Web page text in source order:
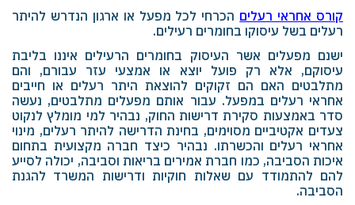
קורס אחראי רעלים הכרחי לכל מפעל או ארגון הנדרש להיתר
רעלים בשל עיסוקו בחומרים רעילים.
ישנם מפעלים אשר העיסוק בחומרים הרעילים איננו בליבת
עיסוקם, אלא רק פועל יוצא או אמצעי עזר עבורם, והם
מתלבטים האם הם זקוקים להוצאת היתר רעלים או חייבים
אחראי רעלים במפעל. עבור אותם מפעלים מתלבטים, נעשה
סדר באמצעות סקירת דרישות החוק, נבהיר למי מומלץ לנקוט
צעדים אקטיביים מסוימים, בחינת הדרישה להיתר רעלים, מינוי
אחראי רעלים והכשרתו. נבהיר כיצד חברה מקצועית בתחום
איכות הסביבה, כמו חברת אמירים בריאות וסביבה, יכולה לסייע
להם להתמודד עם שאלות חוקיות ודרישות המשרד להגנת
הסביבה.